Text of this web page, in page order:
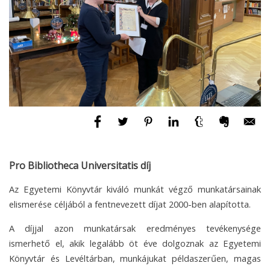
Pro Bibliotheca Universitatis díj
Az Egyetemi Könyvtár kiváló munkát végző munkatársainak
elismerése céljából a fentnevezett díjat 2000-ben alapította.
A díjjal azon munkatársak eredményes tevékenysége
ismerhető el, akik legalább öt éve dolgoznak az Egyetemi
Könyvtár és Levéltárban, munkájukat példaszerűen, magas